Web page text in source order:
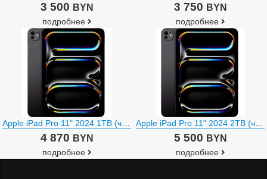
3 500 BYN
подробнее
3 750 BYN
подробнее
Apple iPad Pro 11" 2024 1TB (черный космос)
4 870 BYN
подробнее
Apple iPad Pro 11" 2024 2TB (черный космос)
5 500 BYN
подробнее